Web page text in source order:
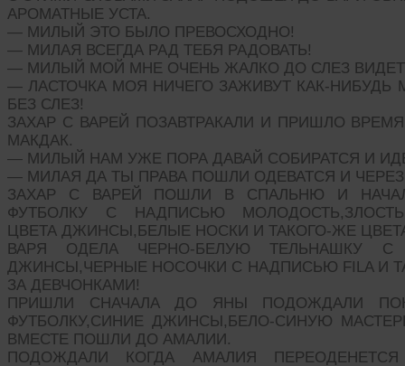
АРОМАТНЫЕ УСТА.
— МИЛЫЙ ЭТО БЫЛО ПРЕВОСХОДНО!
— МИЛАЯ ВСЕГДА РАД ТЕБЯ РАДОВАТЬ!
— МИЛЫЙ МОЙ МНЕ ОЧЕНЬ ЖАЛКО ДО СЛЕЗ
— ЛАСТОЧКА МОЯ НИЧЕГО ЗАЖИВУТ КАК-
БЕЗ СЛЕЗ!
ЗАХАР С ВАРЕЙ ПОЗАВТРАКАЛИ И ПРИШЛО
МАКДАК.
— МИЛЫЙ НАМ УЖЕ ПОРА ДАВАЙ СОБИРАТСЯ И
— МИЛАЯ ДА ТЫ ПРАВА ПОШЛИ ОДЕВАТСЯ И
ЗАХАР С ВАРЕЙ ПОШЛИ В СПАЛЬНЮ И
ФУТБОЛКУ С НАДПИСЬЮ
ЦВЕТА ДЖИНСЫ,БЕЛЫЕ НОСКИ И ТАКОГО-ЖЕ
ВАРЯ ОДЕЛА ЧЕРНО-БЕЛУЮ ТЕЛЬНАШКУ С
ДЖИНСЫ,ЧЕРНЫЕ НОСОЧКИ С НАДПИСЬЮ FILA И
ЗА ДЕВЧОНКАМИ!
ПРИШЛИ СНАЧАЛА ДО ЯНЫ ПОДОЖДАЛИ
ФУТБОЛКУ,СИНИЕ ДЖИНСЫ,БЕЛО-СИНУЮ
ВМЕСТЕ ПОШЛИ ДО АМАЛИИ.
ПОДОЖДАЛИ КОГДА АМАЛИЯ